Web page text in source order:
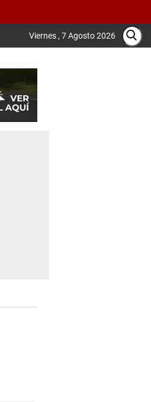
Viernes , 7 Agosto 2026